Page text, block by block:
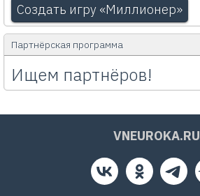
Создать игру «Миллионер»
Партнёрская программа
Ищем партнёров!
VNEUROKA.RU